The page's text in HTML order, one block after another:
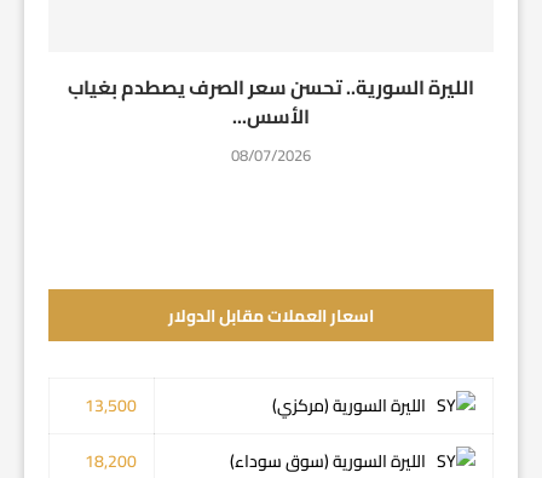
الليرة السورية.. تحسن سعر الصرف يصطدم بغياب
الأسس...
08/07/2026
اسعار العملات مقابل الدولار
الليرة السورية (مركزي)
13,500
الليرة السورية (سوق سوداء)
18,200